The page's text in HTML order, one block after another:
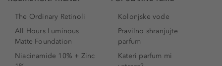
The Ordinary Retinoli
All Hours Luminous
Matte Foundation
Niacinamide 10% + Zinc
Kolonjske vode
Pravilno shranjujte
parfum
Kateri parfum mi